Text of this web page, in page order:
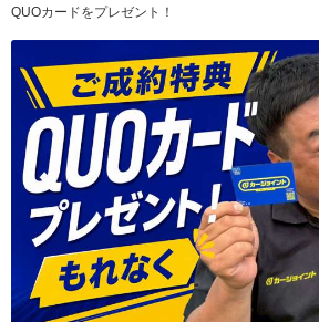
QUOカードをプレゼント！